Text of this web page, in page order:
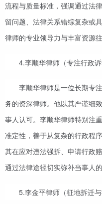
流程与质量标准，强调通过法
留问题、法律关系错综复杂或
律师的专业领导力与丰富资源
4.李顺华律师（专注行政诉
李顺华律师是一位长期专
务的资深律师。他以其严谨细
事人认可。李顺华律师特别注
准定性，善于从复杂的行政程
其在应对违法强拆、申请行政
通过法律途径切实弥补当事人的
5.李金平律师（征地拆迁与